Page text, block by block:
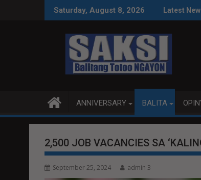
Saturday, August 8, 2026 Latest
SA WPS O MAGBITIW
KONGRESO NA SUSPENDIHIN IMPLEMENTASYON NG
PUBLIKO
ANNIVERSARY BALITA
2,500 JOB VACANCIES SA
September 25, 2024 admin 3